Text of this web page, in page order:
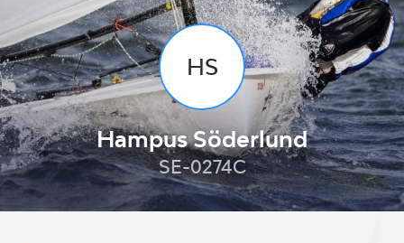
HS
Hampus Söderlund
SE-0274C